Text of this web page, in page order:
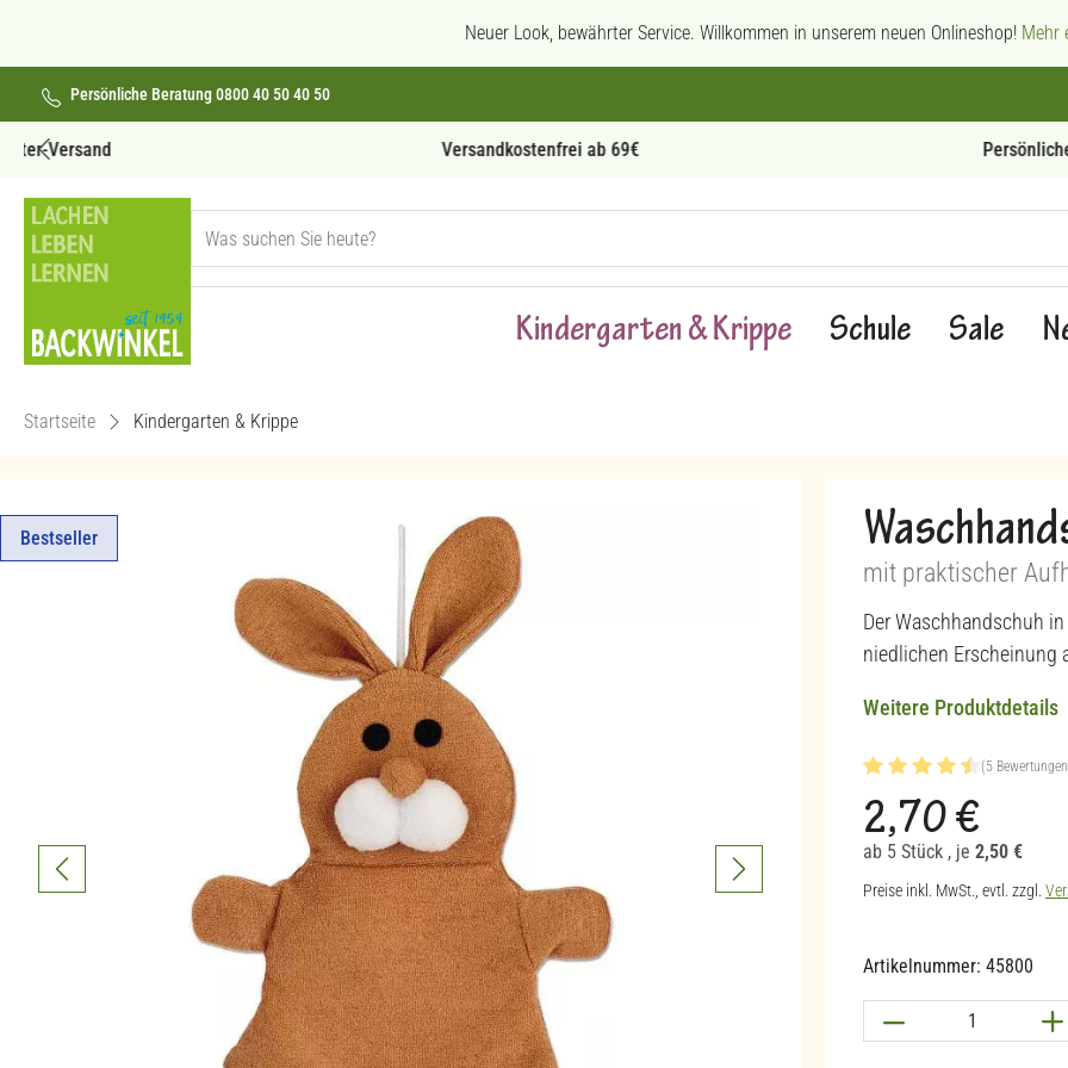
Neuer Look, bewährter Service. Willkommen in unserem neuen Onlineshop! Mehr
Persönliche Beratung 0800 40 50 40 50
Kindergarten & Krippe Schule Sale
Startseite Kindergarten & Krippe
Bestseller
mit praktischer
Der Waschhandschuh
niedlichen Erscheinung
Weitere Produktdetails
Durchschnittliche
(5
Regulärer Preis:
2,70 €
ab 5 Stück , je 2,50 €
Preise inkl. MwSt., evtl. zzgl.
Artikelnummer: 45800
Produkt Anzahl: